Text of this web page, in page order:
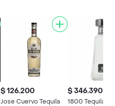
$ 126.200
Jose Cuervo Tequila
$ 346.390
1800 Tequila